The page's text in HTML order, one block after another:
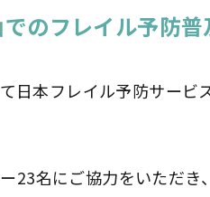
のフレイル予防普
日本フレイル予防サービ
23名にご協力をいただき